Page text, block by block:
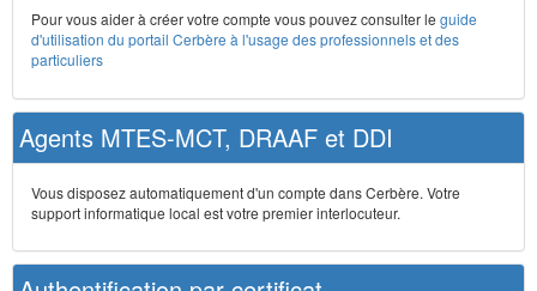
Pour vous aider à créer votre compte vous pouvez consulter le guide
d'utilisation du portail Cerbère à l'usage des professionnels et des
particuliers
Agents MTES-MCT, DRAAF et DDI
Vous disposez automatiquement d'un compte dans Cerbère. Votre
support informatique local est votre premier interlocuteur.